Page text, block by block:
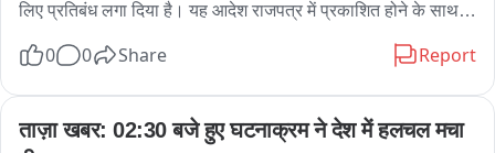
लिए प्रतिबंध लगा दिया है। यह आदेश राजपत्र में प्रकाशित होने के साथ ही
FDA के अनुसार, पिछले कुछ समय से “पनीर” के नाम पर उपभोक्ताओं को
नकली उत्पाद बेचे जाने की शिकायतें लगातार मिल रही थीं। विभिन्न जांचों,
प्रयोगशाला रिपोर्टों और प्रवर्तन कार्रवाई में इन शिकायतों की पुष्टि होने के
0 0 Share Report
ताज़ा खबर: 02:30 बजे हुए घटनाक्रम ने देश में हलचल मचा